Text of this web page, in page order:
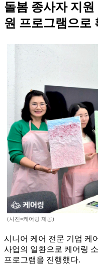
돌봄 종사자 지
원 프로그램으로
(사진=케어링 제공)
시니어 케어 전문 기업 케
사업의 일환으로 케어링
프로그램을 진행했다.